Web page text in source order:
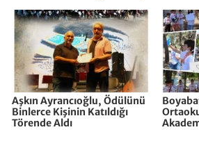
Aşkın Ayrancıoğlu, Ödülünü
Binlerce Kişinin Katıldığı
Törende Aldı